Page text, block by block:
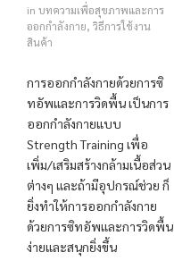
in บทความเพื่อสุขภาพและการ
ออกกำลังกาย, วิธีการใช้งาน
สินค้า
การออกกำลังกายด้วยการซิ
ทอัพและการวิดพื้น เป็นการ
ออกกำลังกายแบบ
Strength Training เพื่อ
เพิ่ม/เสริมสร้างกล้ามเนื้อส่วน
ต่างๆ และถ้ามีอุปกรณ์ช่วย ก็
ยิ่งทำให้การออกกำลังกาย
ด้วยการซิทอัพและการวิดพื้น
ง่ายและสนุกยิ่งขึ้น